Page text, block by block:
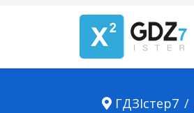
ГДЗІстер7